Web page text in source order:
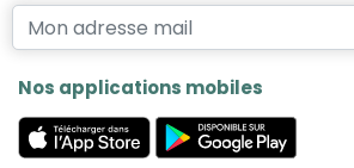
Nos applications mobiles